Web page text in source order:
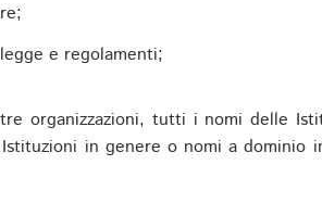
e regolamenti;
organizzazioni, tutti i nomi delle
in genere o nomi a dominio